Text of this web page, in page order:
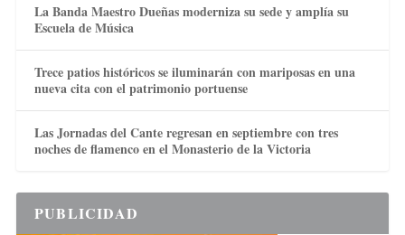
La Banda Maestro Dueñas moderniza su sede y amplía su
Escuela de Música
Trece patios históricos se iluminarán con mariposas en una
nueva cita con el patrimonio portuense
Las Jornadas del Cante regresan en septiembre con tres
noches de flamenco en el Monasterio de la Victoria
PUBLICIDAD